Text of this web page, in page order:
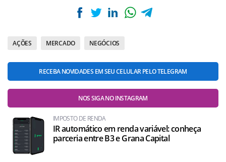
AÇÕES MERCADO NEGÓCIOS
RECEBA NOVIDADES EM SEU CELULAR PELO TELEGRAM
NOS SIGA NO INSTAGRAM
IMPOSTO DE RENDA
IR automático em renda variável: conheça
parceria entre B3 e Grana Capital